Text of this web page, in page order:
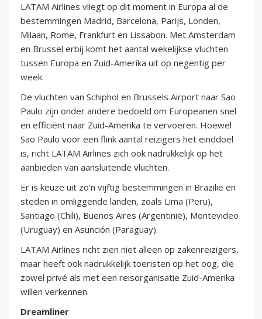
LATAM Airlines vliegt op dit moment in Europa al de
bestemmingen Madrid, Barcelona, Parijs, Londen,
Milaan, Rome, Frankfurt en Lissabon. Met Amsterdam
en Brussel erbij komt het aantal wekelijkse vluchten
tussen Europa en Zuid-Amerika uit op negentig per
week.
De vluchten van Schiphol en Brussels Airport naar Sao
Paulo zijn onder andere bedoeld om Europeanen snel
en efficiënt naar Zuid-Amerika te vervoeren. Hoewel
Sao Paulo voor een flink aantal reizigers het einddoel
is, richt LATAM Airlines zich ook nadrukkelijk op het
aanbieden van aansluitende vluchten.
Er is keuze uit zo’n vijftig bestemmingen in Brazilië en
steden in omliggende landen, zoals Lima (Peru),
Santiago (Chili), Buenos Aires (Argentinië), Montevideo
(Uruguay) en Asunción (Paraguay).
LATAM Airlines richt zien niet alleen op zakenreizigers,
maar heeft ook nadrukkelijk toeristen op het oog, die
zowel privé als met een reisorganisatie Zuid-Amerika
willen verkennen.
Dreamliner